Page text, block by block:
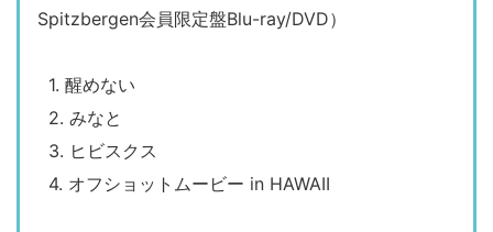
Spitzbergen会員限定盤Blu-ray/DVD）
1. 醒めない
2. みなと
3. ヒビスクス
4. オフショットムービー in HAWAII